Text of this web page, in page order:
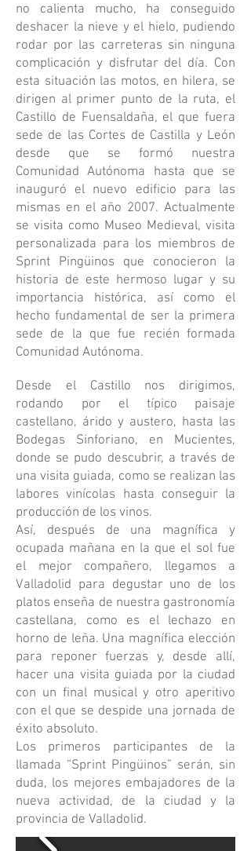
no calienta mucho, ha conseguido
deshacer la nieve y el hielo, pudiendo
rodar por las carreteras sin ninguna
complicación y disfrutar del día. Con
esta situación las motos, en hilera, se
dirigen al primer punto de la ruta, el
Castillo de Fuensaldaña, el que fuera
sede de las Cortes de Castilla y León
desde que se formó nuestra
Comunidad Autónoma hasta que se
inauguró el nuevo edificio para las
mismas en el año 2007. Actualmente
se visita como Museo Medieval, visita
personalizada para los miembros de
Sprint Pingüinos que conocieron la
historia de este hermoso lugar y su
importancia histórica, así como el
hecho fundamental de ser la primera
sede de la que fue recién formada
Comunidad Autónoma.
Desde el Castillo nos dirigimos,
rodando por el típico paisaje
castellano, árido y austero, hasta las
Bodegas Sinforiano, en Mucientes,
donde se pudo descubrir, a través de
una visita guiada, como se realizan las
labores vinícolas hasta conseguir la
producción de los vinos.
Así, después de una magnífica y
ocupada mañana en la que el sol fue
el mejor compañero, llegamos a
Valladolid para degustar uno de los
platos enseña de nuestra gastronomía
castellana, como es el lechazo en
horno de leña. Una magnífica elección
para reponer fuerzas y, desde allí,
hacer una visita guiada por la ciudad
con un final musical y otro aperitivo
con el que se despide una jornada de
éxito absoluto.
Los primeros participantes de la
llamada “Sprint Pingüinos” serán, sin
duda, los mejores embajadores de la
nueva actividad, de la ciudad y la
provincia de Valladolid.